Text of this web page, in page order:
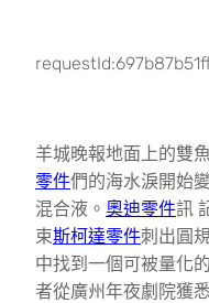
羊城晚報地面上的雙
零件們的海水淚開始
混合液。 奧迪零件訊
束斯柯達零件刺出圓
中找到一個可被量化
者從廣州年夜劇院獲